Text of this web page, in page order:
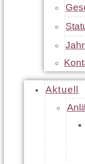
Aktuell